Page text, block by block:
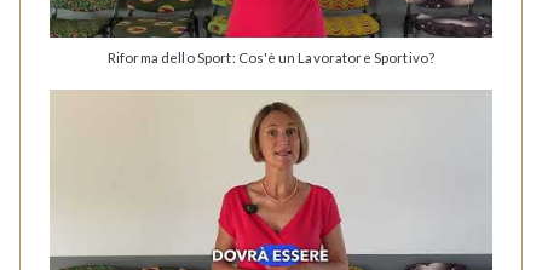
Riforma dello Sport: Cos'è un Lavoratore Sportivo?